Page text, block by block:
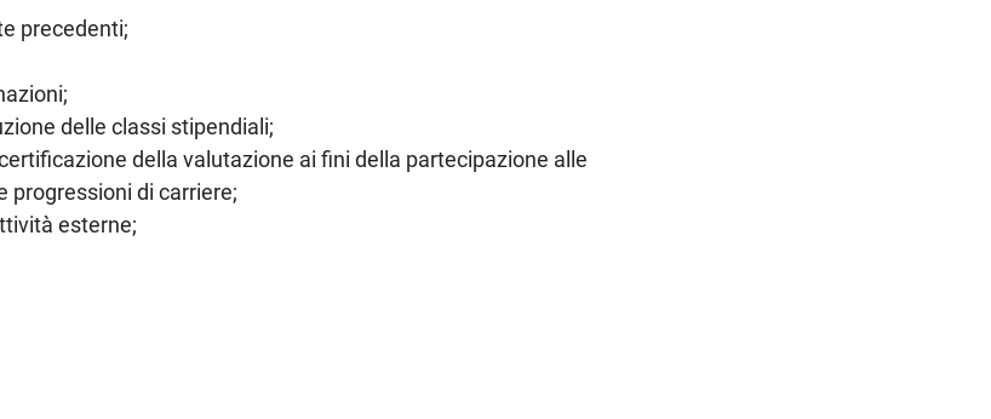
precedenti;
delle classi stipendiali;
della valutazione ai fini della partecipazione alle
progressioni di carriere;
esterne;